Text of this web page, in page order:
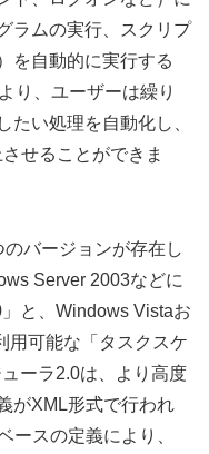
ラムの実行、スクリプ
を自動的に実行する
り、ユーザーは繰り
たい処理を自動化し、
せることができま
バージョンが存在し
Server 2003などに
と、Windows Vistaお
用可能な「タスクスケ
ーラ2.0は、より高度
がXML形式で行われ
ースの定義により、